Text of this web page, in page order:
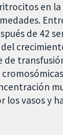
en
de 42
vasos y